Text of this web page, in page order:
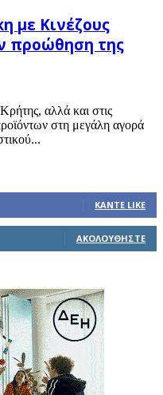
με Κινέζους
προώθηση της
αλλά και στις
στη μεγάλη αγορά
ΚΆΝΤΕ LIKE
ΑΚΟΛΟΥΘΉΣΤΕ